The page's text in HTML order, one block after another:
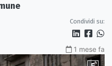
Condividi su:
1 mese fa